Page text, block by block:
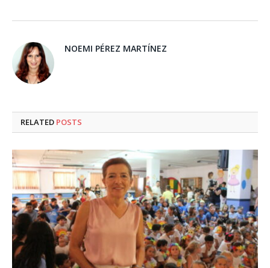
NOEMI PÉREZ MARTÍNEZ
RELATED POSTS